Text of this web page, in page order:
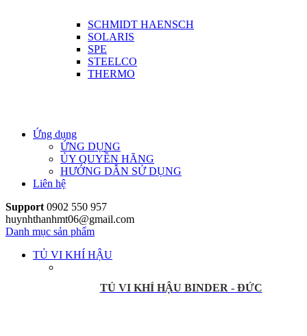
SCHMIDT HAENSCH
SOLARIS
SPE
STEELCO
THERMO
Ứng dụng
ỨNG DỤNG
ỦY QUYỀN HÃNG
HƯỚNG DẪN SỬ DỤNG
Liên hệ
Support 0902 550 957
huynhthanhmt06@gmail.com
Danh mục sản phẩm
TỦ VI KHÍ HẬU
TỦ VI KHÍ HẬU BINDER - ĐỨC